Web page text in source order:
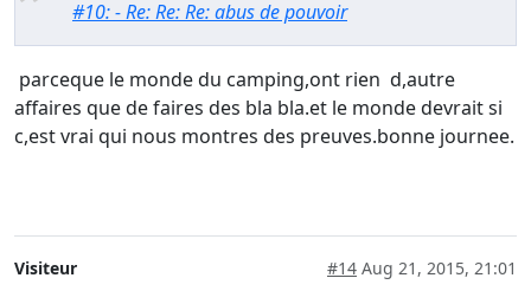
#10: - Re: Re: Re: abus de pouvoir
parceque le monde du camping,ont rien d,autre
affaires que de faires des bla bla.et le monde devrait si
c,est vrai qui nous montres des preuves.bonne journee.
Visiteur #14 Aug 21, 2015, 21:01